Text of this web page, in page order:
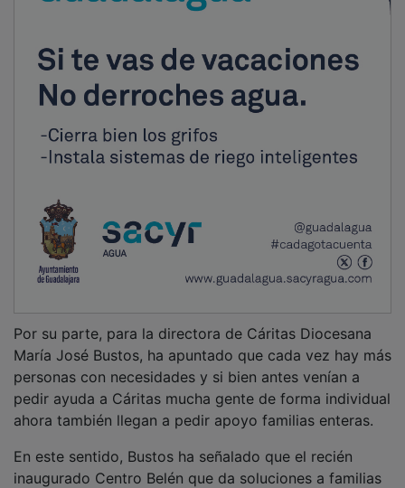
Por su parte, para la directora de Cáritas Diocesana
María José Bustos, ha apuntado que cada vez hay más
personas con necesidades y si bien antes venían a
pedir ayuda a Cáritas mucha gente de forma individual
ahora también llegan a pedir apoyo familias enteras.
En este sentido, Bustos ha señalado que el recién
inaugurado Centro Belén que da soluciones a familias